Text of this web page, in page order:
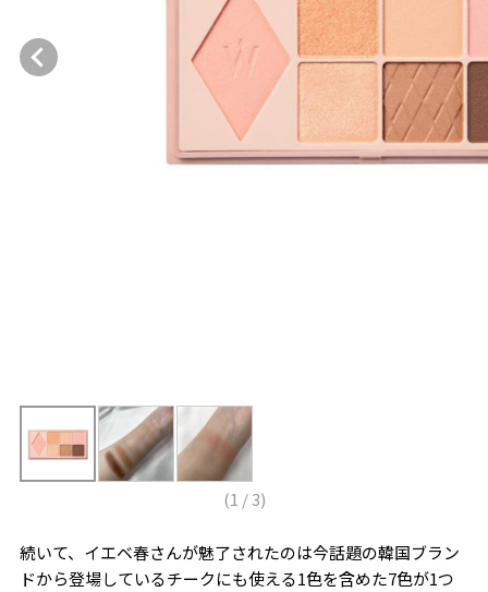
(1 /3)
続いて、イエベ春さんが魅了されたのは今話題の韓国ブラン
ドから登場しているチークにも使える1色を含めた7色が1つ